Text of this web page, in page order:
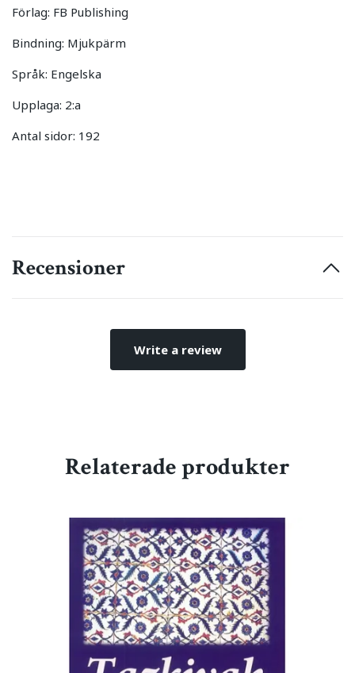
Förlag: FB Publishing
Bindning: Mjukpärm
Språk: Engelska
Upplaga: 2:a
Antal sidor: 192
Recensioner
Write a review
Relaterade produkter